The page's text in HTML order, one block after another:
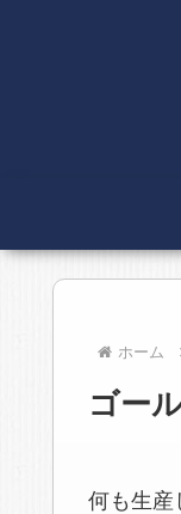
ホーム
ゴー
何も生産